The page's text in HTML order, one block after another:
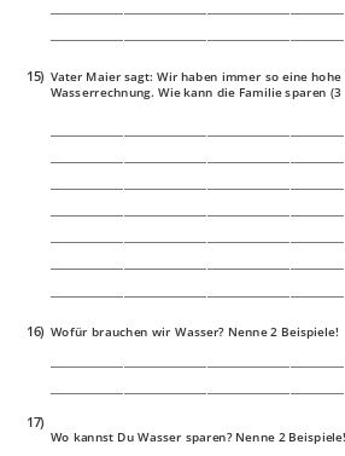
15) Vater Maier sagt: Wir haben immer so eine hohe
Wasserrechnung. Wie kann die Familie sparen
16) Wofür brauchen wir Wasser? Nenne 2 Beispiele!
17)
Wo kannst Du Wasser sparen? Nenne 2